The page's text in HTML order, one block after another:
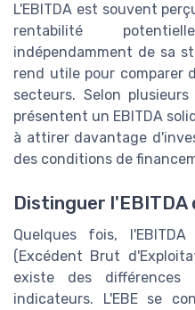
L'EBITDA est souvent
rentabilité
indépendamment de sa
rend utile pour comparer
secteurs. Selon
présentent un EBITDA
à attirer davantage
des conditions de
Distinguer l'EBITDA
Quelques fois,
(Excédent Brut
existe des
indicateurs. L'EBE se